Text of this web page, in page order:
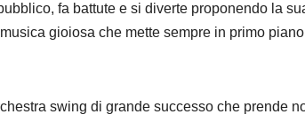
fa battute e si diverte proponendo la
gioiosa che mette sempre in primo piano
swing di grande successo che prende